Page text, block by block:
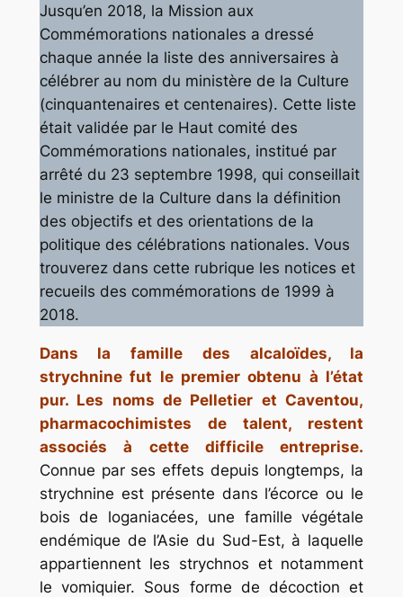
Jusqu’en 2018, la Mission aux
Commémorations nationales a dressé
chaque année la liste des anniversaires à
célébrer au nom du ministère de la Culture
(cinquantenaires et centenaires). Cette liste
était validée par le Haut comité des
Commémorations nationales, institué par
arrêté du 23 septembre 1998, qui conseillait
le ministre de la Culture dans la définition
des objectifs et des orientations de la
politique des célébrations nationales. Vous
trouverez dans cette rubrique les notices et
recueils des commémorations de 1999 à
2018.
Dans la famille des alcaloïdes, la
strychnine fut le premier obtenu à l’état
pur. Les noms de Pelletier et Caventou,
pharmacochimistes de talent, restent
associés à cette difficile entreprise.
Connue par ses effets depuis longtemps, la
strychnine est présente dans l’écorce ou le
bois de loganiacées, une famille végétale
endémique de l’Asie du Sud-Est, à laquelle
appartiennent les strychnos et notamment
le vomiquier. Sous forme de décoction et